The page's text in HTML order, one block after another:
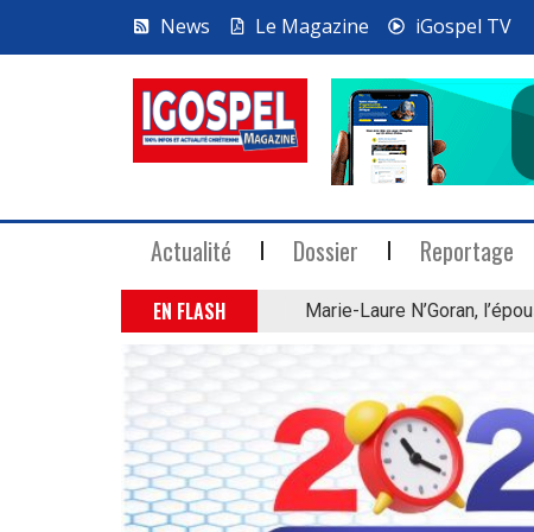
News Le Magazine iGospel TV
Actualité Dossier Reportage
EN FLASH Marie-Laure N’Goran,